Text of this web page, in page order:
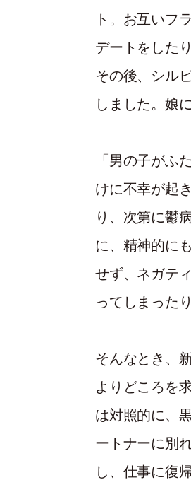
ト。お互いフ
デートをした
その後、シル
しました。娘
「男の子がふ
けに不幸が起
り、次第に鬱
に、精神的に
せず、ネガテ
ってしまった
そんなとき、
よりどころを
は対照的に、
ートナーに別
し、仕事に復